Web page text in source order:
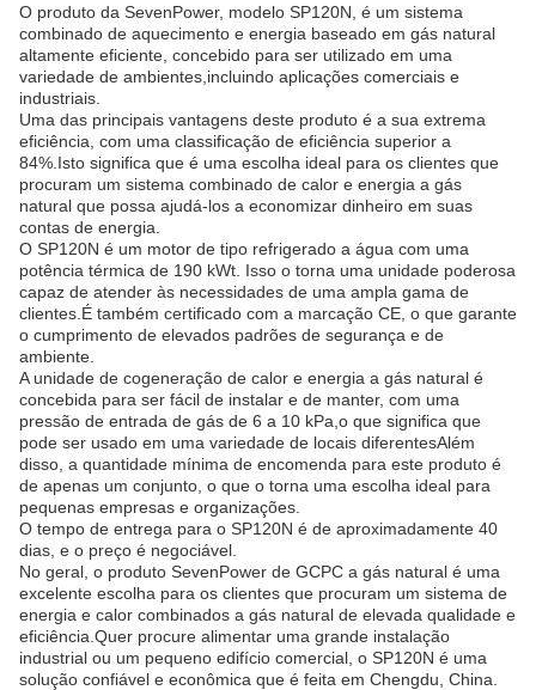
O produto da SevenPower, modelo SP120N, é um sistema
combinado de aquecimento e energia baseado em gás natural
altamente eficiente, concebido para ser utilizado em uma
variedade de ambientes,incluindo aplicações comerciais e
industriais.
Uma das principais vantagens deste produto é a sua extrema
eficiência, com uma classificação de eficiência superior a
84%.Isto significa que é uma escolha ideal para os clientes que
procuram um sistema combinado de calor e energia a gás
natural que possa ajudá-los a economizar dinheiro em suas
contas de energia.
O SP120N é um motor de tipo refrigerado a água com uma
potência térmica de 190 kWt. Isso o torna uma unidade poderosa
capaz de atender às necessidades de uma ampla gama de
clientes.É também certificado com a marcação CE, o que garante
o cumprimento de elevados padrões de segurança e de
ambiente.
A unidade de cogeneração de calor e energia a gás natural é
concebida para ser fácil de instalar e de manter, com uma
pressão de entrada de gás de 6 a 10 kPa,o que significa que
pode ser usado em uma variedade de locais diferentesAlém
disso, a quantidade mínima de encomenda para este produto é
de apenas um conjunto, o que o torna uma escolha ideal para
pequenas empresas e organizações.
O tempo de entrega para o SP120N é de aproximadamente 40
dias, e o preço é negociável.
No geral, o produto SevenPower de GCPC a gás natural é uma
excelente escolha para os clientes que procuram um sistema de
energia e calor combinados a gás natural de elevada qualidade e
eficiência.Quer procure alimentar uma grande instalação
industrial ou um pequeno edifício comercial, o SP120N é uma
solução confiável e econômica que é feita em Chengdu, China.